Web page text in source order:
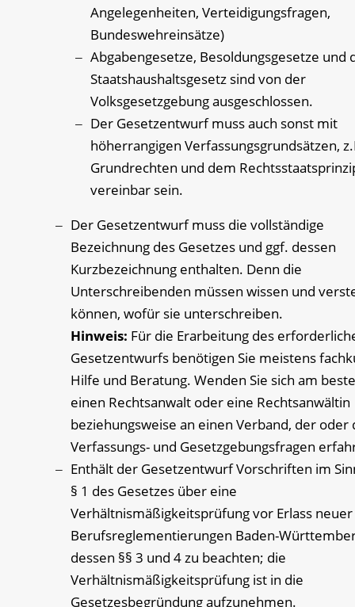
Angelegenheiten, Verteidigungsfragen,
Bundeswehreinsätze)
Abgabengesetze, Besoldungsgesetze und
Staatshaushaltsgesetz sind von der
Volksgesetzgebung ausgeschlossen.
Der Gesetzentwurf muss auch sonst mit
höherrangigen Verfassungsgrundsätzen,
Grundrechten und dem
vereinbar sein.
Der Gesetzentwurf muss die vollständige
Bezeichnung des Gesetzes und ggf. dessen
Kurzbezeichnung enthalten. Denn die
Unterschreibenden müssen wissen und
können, wofür sie unterschreiben.
Hinweis: Für die Erarbeitung des
Gesetzentwurfs benötigen Sie meistens
Hilfe und Beratung. Wenden Sie sich am
einen Rechtsanwalt oder eine Rechtsanwältin
beziehungsweise an einen Verband, der oder
Verfassungs- und Gesetzgebungsfragen
Enthält der Gesetzentwurf Vorschriften im
§ 1 des Gesetzes über eine
Verhältnismäßigkeitsprüfung vor Erlass neuer
Berufsreglementierungen Baden-
dessen §§ 3 und 4 zu beachten; die
Verhältnismäßigkeitsprüfung ist in die
Gesetzesbegründung aufzunehmen.